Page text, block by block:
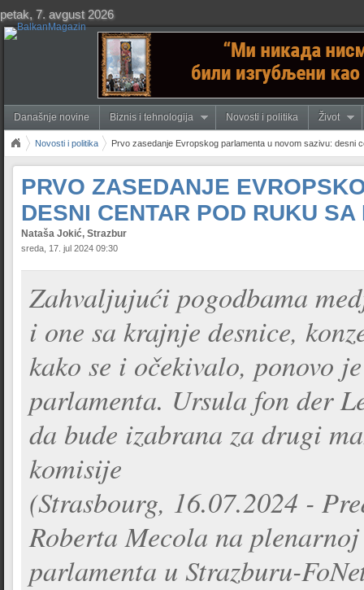
petak, 7. avgust 2026
Današnje novine Biznis i tehnologija Novosti i politika Život
Novosti i politika Prvo zasedanje Evropskog parlamenta u novom sazivu: desni
PRVO ZASEDANJE
DESNI CENTAR POD RUKU
Nataša Jokić, Strazbur
sreda, 17. jul 2024 09:30
Zahvaljujući pogodbama
i one sa krajnje desnice,
kako se i očekivalo, ponovo
parlamenta. Ursula fon der
da bude izabrana za drugi
komisije
(Strasbourg, 16.07.2024 -
Roberta Mecola na
parlamenta u Strazburu-